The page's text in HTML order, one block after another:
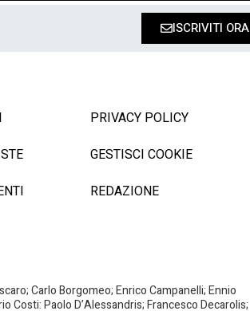
ISCRIVITI ORA
PRIVACY POLICY
GESTISCI COOKIE
REDAZIONE
Carlo Borgomeo; Enrico Campanelli; Ennio
Costi: Paolo D’Alessandris; Francesco Decarolis;